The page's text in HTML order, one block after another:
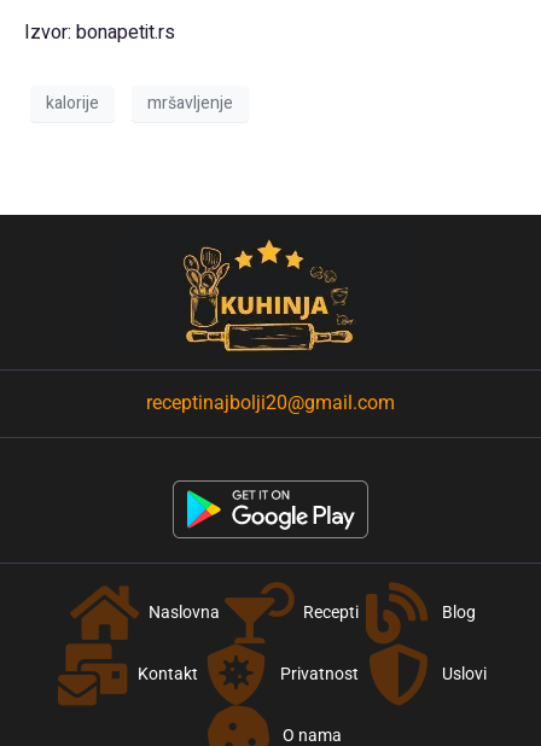
Izvor: bonapetit.rs
kalorije mršavljenje
receptinajbolji20@gmail.com
Naslovna Recepti Blog
Kontakt Privatnost Uslovi
O nama